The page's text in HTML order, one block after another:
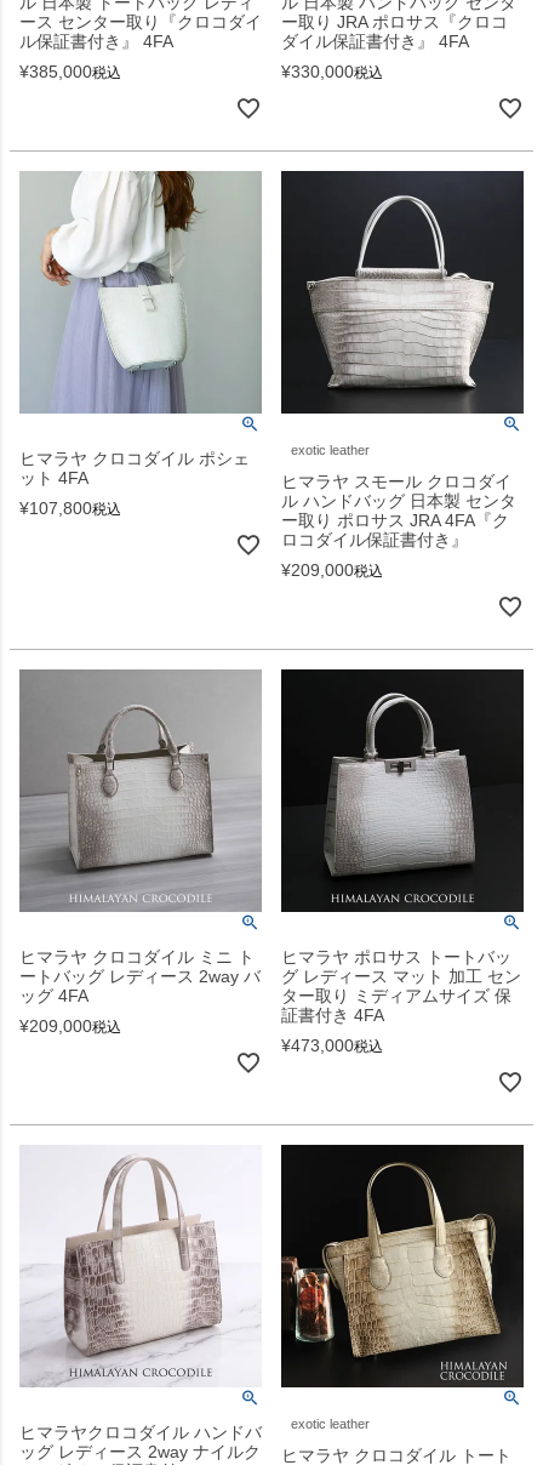
ース センター取り『クロコダイ
ル保証書付き』 4FA
¥385,000税込
ー取り JRA ポロサス『クロコ
ダイル保証書付き』 4FA
¥330,000税込
ヒマラヤ クロコダイル ポシェ
ット 4FA
¥107,800税込
exotic leather
ヒマラヤ スモール クロコダイ
ル ハンドバッグ 日本製 センタ
ー取り ポロサス JRA 4FA『ク
ロコダイル保証書付き』
¥209,000税込
ヒマラヤ クロコダイル ミニ ト
ートバッグ レディース 2way バ
ッグ 4FA
¥209,000税込
ヒマラヤ ポロサス トートバッ
グ レディース マット 加工 セン
ター取り ミディアムサイズ 保
証書付き 4FA
¥473,000税込
ヒマラヤクロコダイル ハンドバ
ッグ レディース 2way ナイルク
exotic leather
ヒマラヤ クロコダイル トート